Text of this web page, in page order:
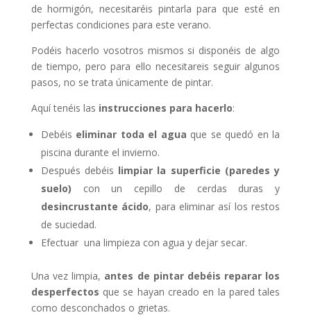
de hormigón, necesitaréis pintarla para que esté en
perfectas condiciones para este verano.
Podéis hacerlo vosotros mismos si disponéis de algo
de tiempo, pero para ello necesitareis seguir algunos
pasos, no se trata únicamente de pintar.
Aquí tenéis las instrucciones para hacerlo:
Debéis eliminar toda el agua que se quedó en la
piscina durante el invierno.
Después debéis limpiar la superficie (paredes y
suelo) con un cepillo de cerdas duras y
desincrustante ácido, para eliminar así los restos
de suciedad.
Efectuar una limpieza con agua y dejar secar.
Una vez limpia, antes de pintar debéis reparar los
desperfectos que se hayan creado en la pared tales
como desconchados o grietas.